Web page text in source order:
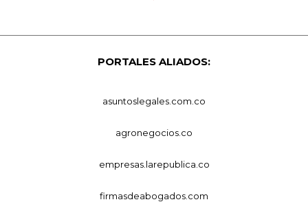
PORTALES ALIADOS:
asuntoslegales.com.co
agronegocios.co
empresas.larepublica.co
firmasdeabogados.com